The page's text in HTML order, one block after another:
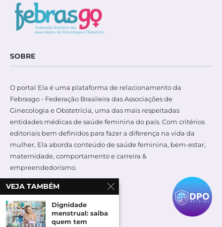
SOBRE
O portal Ela é uma plataforma de relacionamento da
Febrasgo - Federação Brasileira das Associações de
Ginecologia e Obstetrícia, uma das mais respeitadas
entidades médicas de saúde feminina do país. Com critérios
editoriais bem definidos para fazer a diferença na vida da
mulher, Ela aborda conteúdo de saúde feminina, bem-estar,
maternidade, comportamento e carreira &
empreendedorismo.
ACOMPANHE NO FACEBOOK
VEJA TAMBÉM
Dignidade
menstrual: saiba
quem tem